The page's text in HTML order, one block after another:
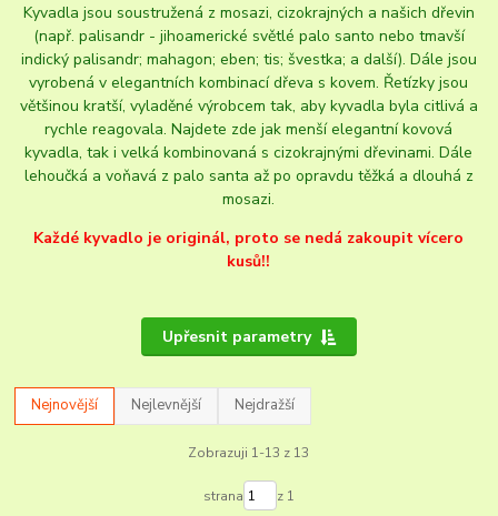
Kyvadla jsou soustružená z mosazi, cizokrajných a našich dřevin
(např. palisandr - jihoamerické světlé palo santo nebo tmavší
indický palisandr; mahagon; eben; tis; švestka; a další). Dále jsou
vyrobená v elegantních kombinací dřeva s kovem. Řetízky jsou
většinou kratší, vyladěné výrobcem tak, aby kyvadla byla citlivá a
rychle reagovala. Najdete zde jak menší elegantní kovová
kyvadla, tak i velká kombinovaná s cizokrajnými dřevinami. Dále
lehoučká a voňavá z palo santa až po opravdu těžká a dlouhá z
mosazi.
Každé kyvadlo je originál, proto se nedá zakoupit vícero
kusů!!
Upřesnit parametry
Nejnovější Nejlevnější Nejdražší
Zobrazuji 1-13 z 13
strana z 1